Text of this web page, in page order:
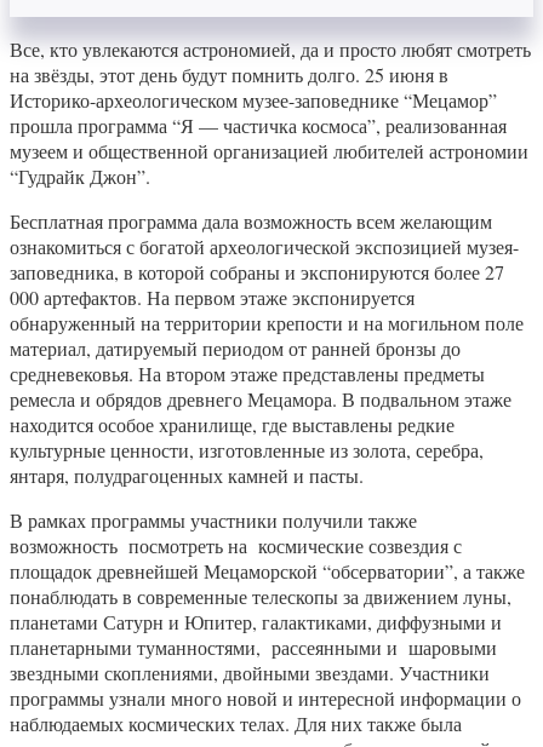
Все, кто увлекаются астрономией, да и просто любят смотреть
на звёзды, этот день будут помнить долго. 25 июня в
Историко-археологическом музее-заповеднике “Мецамор”
прошла программа “Я — частичка космоса”, реализованная
музеем и общественной организацией любителей астрономии
“Гудрайк Джон”.
Бесплатная программа дала возможность всем желающим
ознакомиться с богатой археологической экспозицией музея-
заповедника, в которой собраны и экспонируются более 27
000 артефактов. На первом этаже экспонируется
обнаруженный на территории крепости и на могильном поле
материал, датируемый периодом от ранней бронзы до
средневековья. На втором этаже представлены предметы
ремесла и обрядов древнего Мецамора. В подвальном этаже
находится особое хранилище, где выставлены редкие
культурные ценности, изготовленные из золота, серебра,
янтаря, полудрагоценных камней и пасты.
В рамках программы участники получили также
возможность посмотреть на космические созвездия с
площадок древнейшей Мецаморской “обсерватории”, а также
понаблюдать в современные телескопы за движением луны,
планетами Сатурн и Юпитер, галактиками, диффузными и
планетарными туманностями, рассеянными и шаровыми
звездными скоплениями, двойными звездами. Участники
программы узнали много новой и интересной информации о
наблюдаемых космических телах. Для них также была